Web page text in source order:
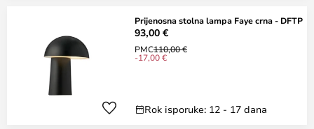
Prijenosna stolna lampa Faye crna - DFTP
93,00 €
PMC110,00 €
-17,00 €
Rok isporuke: 12 - 17 dana